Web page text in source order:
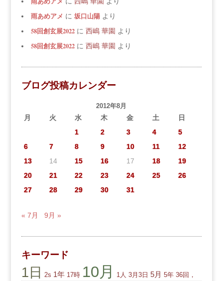
雨あめアメ に 坂口山陽より
58回創玄展2022に 西嶋 華園 より
58回創玄展2022に 西嶋 華園 より
ブログ投稿カレンダー
2012年8月
月 火 水 木 金 土
日
1
2 3 4
5
6
7 8 9 10 11
12
13
14 15 16 17 18
19
20
21 22 23 24 25
26
27
28 29 30 31
« 7月 9月 »
キーワード
1日 2s 1年 17時 10月 1人 3月3日 5月 5年 36回，